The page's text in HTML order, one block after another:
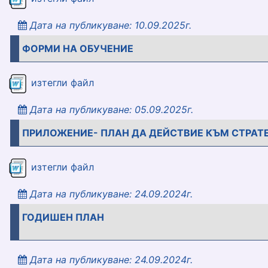
Дата на публикуване: 10.09.2025г.
ФОРМИ НА ОБУЧЕНИЕ
изтегли файл
Дата на публикуване: 05.09.2025г.
ПРИЛОЖЕНИЕ- ПЛАН ДА ДЕЙСТВИЕ КЪМ
изтегли файлprilozhenie___plan_za_dejstvie.docx
Дата на публикуване: 24.09.2024г.
ГОДИШЕН ПЛАН
Дата на публикуване: 24.09.2024г.